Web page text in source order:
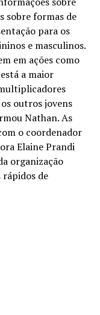
sobre formas de
para os
e masculinos.
em ações como
a maior
outros jovens
Nathan. As
o coordenador
Elaine Prandi
organização
de